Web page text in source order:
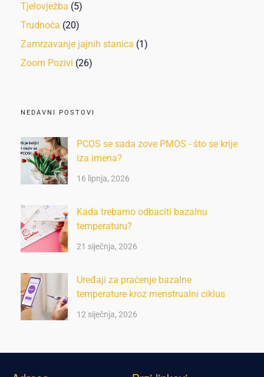
Tjelovježba (5)
Trudnoća (20)
Zamrzavanje jajnih stanica (1)
Zoom Pozivi (26)
NEDAVNI POSTOVI
PCOS se sada zove PMOS - što se krije
iza imena?
16 lipnja, 2026
Kada trebamo odbaciti bazalnu
temperaturu?
21 siječnja, 2026
Uređaji za praćenje bazalne
temperature kroz menstrualni ciklus
12 siječnja, 2026